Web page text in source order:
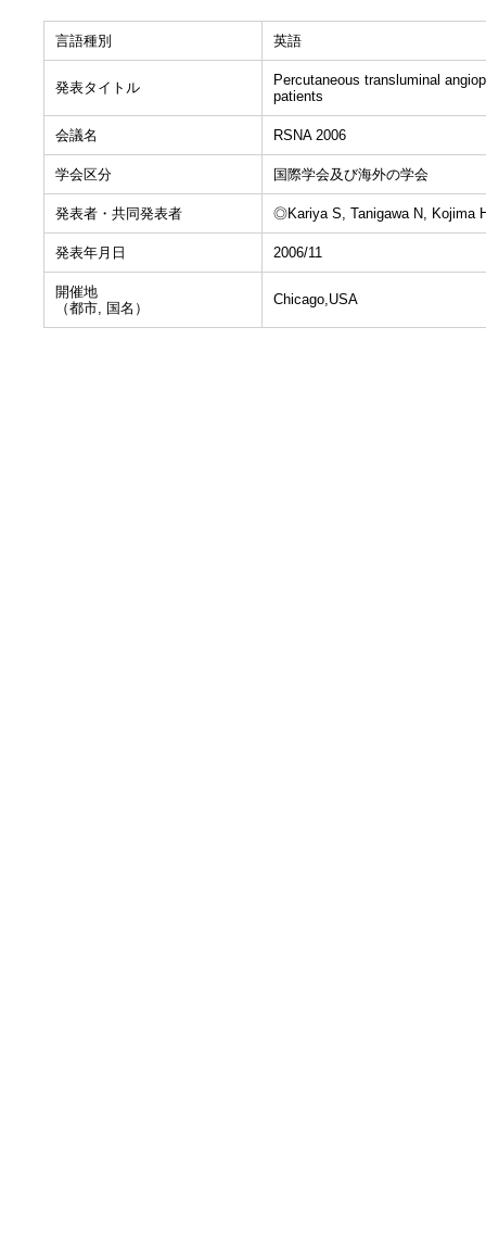
言語種別 英語
発表タイトル
Percutaneous transluminal
patients
会議名 RSNA 2006
学会区分 国際学会及び海外の学会
発表者・共同発表者 ◎Kariya S, Tanigawa N, Kojima
発表年月日 2006/11
開催地
（都市, 国名）
Chicago,USA